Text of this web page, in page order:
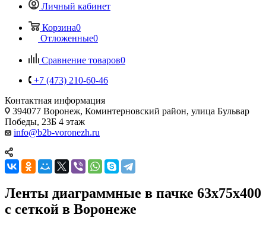
Личный кабинет
Корзина0
Отложенные0
Сравнение товаров0
+7 (473) 210-60-46
Контактная информация
394077 Воронеж, Коминтерновский район, улица Бульвар
Победы, 23Б​ 4 этаж
info@b2b-voronezh.ru
Ленты диаграммные в пачке 63х75х400
с сеткой в Воронеже